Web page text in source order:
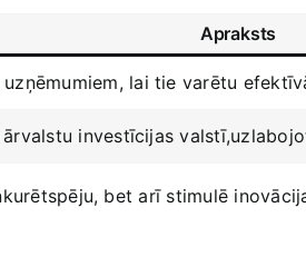
Apraksts
uzņēmumiem, lai tie varētu
investīcijas
bet ​arī stimulē